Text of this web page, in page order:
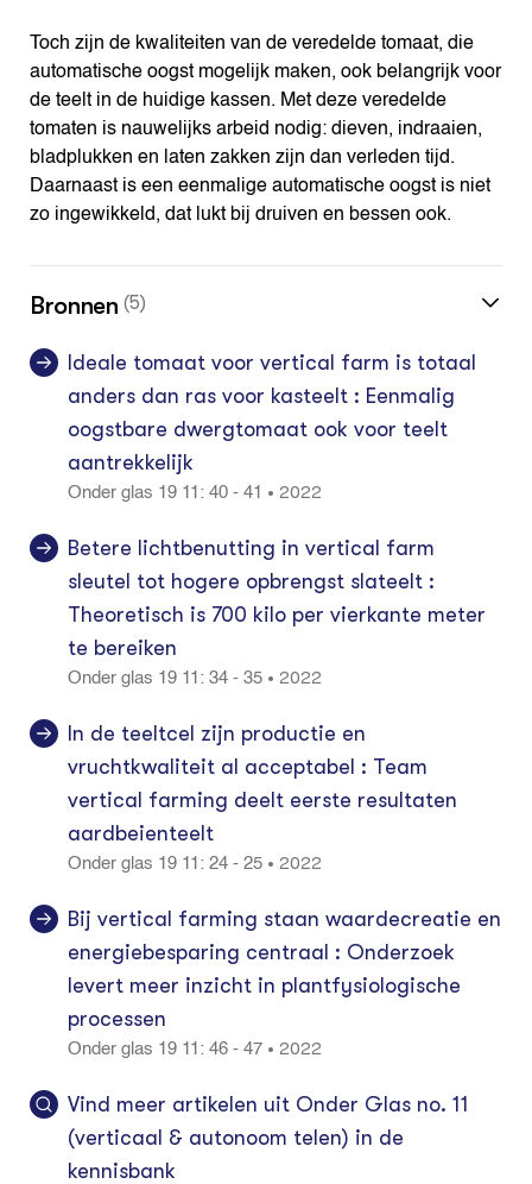
Toch zijn de kwaliteiten van de veredelde tomaat, die
automatische oogst mogelijk maken, ook belangrijk voor
de teelt in de huidige kassen. Met deze veredelde
tomaten is nauwelijks arbeid nodig: dieven, indraaien,
bladplukken en laten zakken zijn dan verleden tijd.
Daarnaast is een eenmalige automatische oogst is niet
zo ingewikkeld, dat lukt bij druiven en bessen ook.
Bronnen (5)
Ideale tomaat voor vertical farm is totaal
anders dan ras voor kasteelt : Eenmalig
oogstbare dwergtomaat ook voor teelt
aantrekkelijk
Onder glas 19 11: 40 - 41 • 2022
Betere lichtbenutting in vertical farm
sleutel tot hogere opbrengst slateelt :
Theoretisch is 700 kilo per vierkante meter
te bereiken
Onder glas 19 11: 34 - 35• 2022
In de teeltcel zijn productie en
vruchtkwaliteit al acceptabel : Team
vertical farming deelt eerste resultaten
aardbeienteelt
Onder glas 19 11: 24 - 25• 2022
Bij vertical farming staan waardecreatie en
energiebesparing centraal : Onderzoek
levert meer inzicht in plantfysiologische
processen
Onder glas 19 11: 46 - 47• 2022
Vind meer artikelen uit Onder Glas no. 11
(verticaal & autonoom telen) in de
kennisbank